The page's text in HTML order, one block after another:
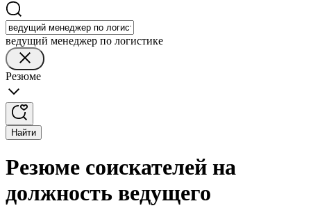
ведущий менеджер по логистике
Резюме
Найти
Резюме соискателей на
должность ведущего